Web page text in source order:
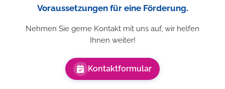
Voraussetzungen für eine Förderung.
Nehmen Sie gerne Kontakt mit uns auf, wir helfen
Ihnen weiter!
Kontaktformular